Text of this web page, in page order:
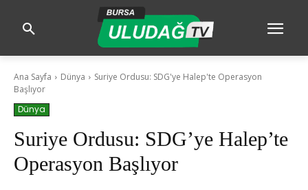
Ana Sayfa Dünya
Suriye Ordusu: SDG'ye Halep'te Operasyon
Başlıyor
Dünya
Suriye Ordusu: SDG’ye Halep’te
Operasyon Başlıyor